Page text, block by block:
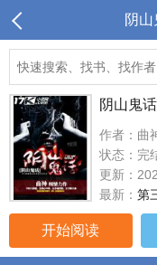
阴
阴山鬼话
作者：曲
状态：完
更新：
最新： 第
开始阅读